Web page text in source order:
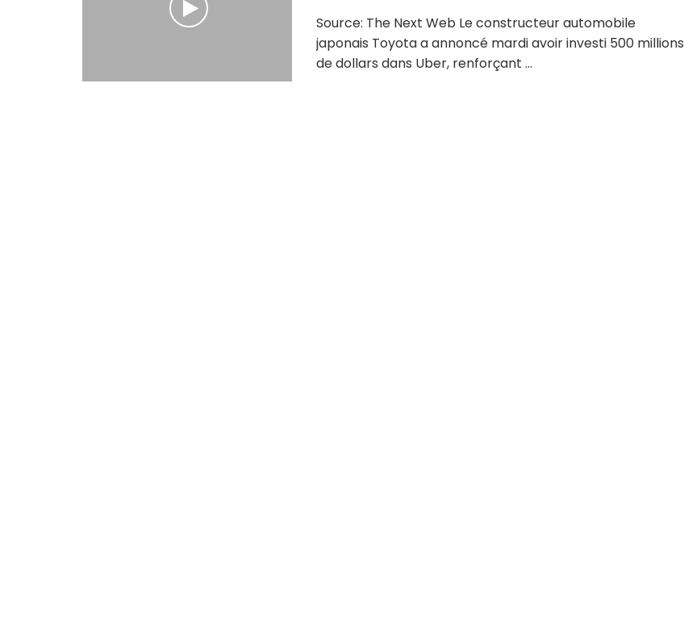
Source: The Next Web Le constructeur automobile
japonais Toyota a annoncé mardi avoir investi 500 millions
de dollars dans Uber, renforçant ...